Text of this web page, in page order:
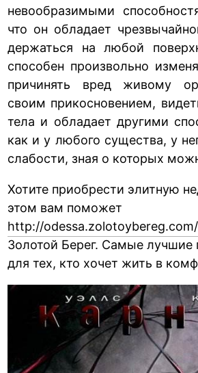
невообразимыми
что он обладает
держаться на любой
способен произвольно
причинять вред живому
своим прикосновением,
тела и обладает другими
как и у любого существа, у
слабости, зная о которых
Хотите приобрести элитную
этом вам поможет
http://
Золотой Берег. Самые лучшие
для тех, кто хочет жить в